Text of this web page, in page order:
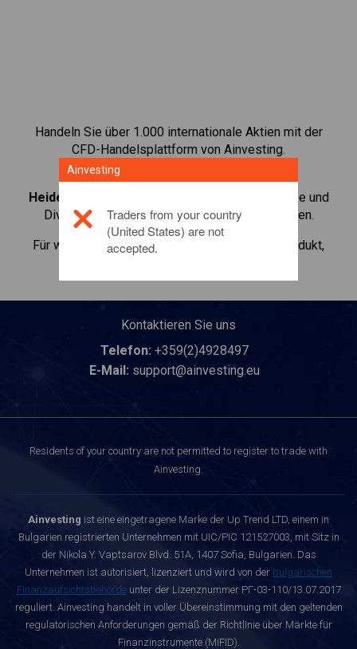
Handeln Sie über 1.000 internationale Aktien mit der
CFD-Handelsplattform von Ainvesting.
Starten Sie mit dem Handel von CFDs auf
HeidelbergCement
. Erhalten Sie Echtzeit-Preise und
Dividenden, als wenn Sie selbst die Aktie halten.
Für weitere Informationen zu diesem Anlageprodukt,
Kontaktieren Sie uns
Telefon: +359(2)4928497
E-Mail: support@ainvesting.eu
Residents of your country are not permitted to register to trade with
Ainvesting.
Ainvesting ist eine eingetragene Marke der Up Trend LTD, einem in
Bulgarien registrierten Unternehmen mit UIC/PIC 121527003, mit Sitz in
der Nikola Y. Vaptsarov Blvd. 51A, 1407 Sofia, Bulgarien. Das
Unternehmen ist autorisiert, lizenziert und wird von der bulgarischen
Finanzaufsichtsbehördeunter der Lizenznummer РГ-03-110/13.07.2017
reguliert. Ainvesting handelt in voller Übereinstimmung mit den geltenden
regulatorischen Anforderungen gemäß der Richtlinie über Märkte für
Finanzinstrumente (MiFID).
Ainvesting
Traders from your country
(United States) are not
accepted.